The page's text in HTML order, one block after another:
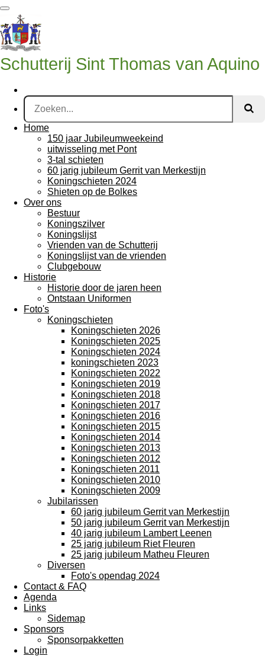
Ga
direct
naar
de
hoofdinhoud
Schutterij Sint Thomas van Aquino
Home
150 jaar Jubileumweekeind
uitwisseling met Pont
3-tal schieten
60 jarig jubileum Gerrit van Merkestijn
Koningschieten 2024
Shieten op de Bolkes
Over ons
Bestuur
Koningszilver
Koningslijst
Vrienden van de Schutterij
Koningslijst van de vrienden
Clubgebouw
Historie
Historie door de jaren heen
Ontstaan Uniformen
Foto's
Koningschieten
Koningschieten 2026
Koningschieten 2025
Koningschieten 2024
koningschieten 2023
Koningschieten 2022
Koningschieten 2019
Koningschieten 2018
Koningschieten 2017
Koningschieten 2016
Koningschieten 2015
Koningschieten 2014
Koningschieten 2013
Koningschieten 2012
Koningschieten 2011
Koningschieten 2010
Koningschieten 2009
Jubilarissen
60 jarig jubileum Gerrit van Merkestijn
50 jarig jubileum Gerrit van Merkestijn
40 jarig jubileum Lambert Leenen
25 jarig jubileum Riet Fleuren
25 jarig jubileum Matheu Fleuren
Diversen
Foto's opendag 2024
Contact & FAQ
Agenda
Links
Sidemap
Sponsors
Sponsorpakketten
Login